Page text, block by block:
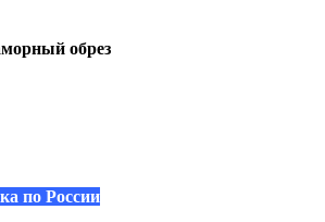
обрез
по России